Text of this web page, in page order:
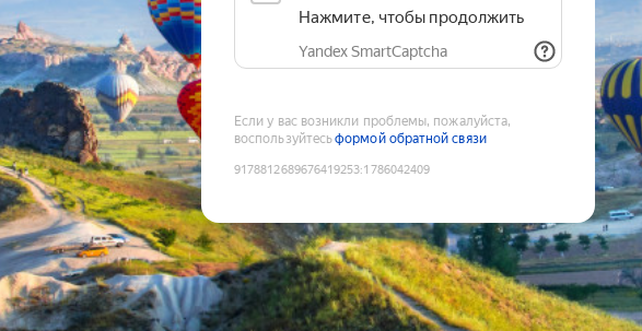
Нажмите, чтобы продолжить
Yandex SmartCaptcha
Если у вас возникли проблемы, пожалуйста,
воспользуйтесьформой обратной связи
9178812689676419253:1786042409